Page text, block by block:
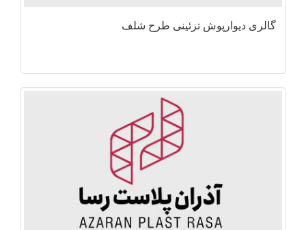
گالری دیوارپوش تزئینی طرح شلف